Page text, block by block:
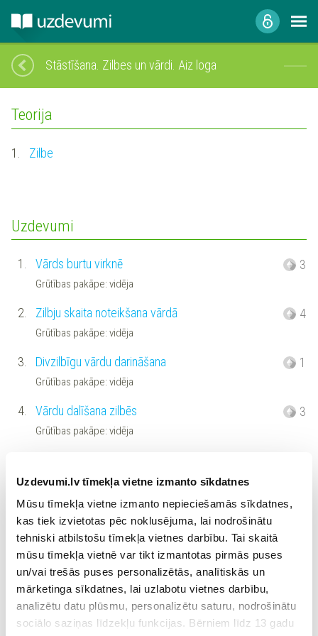
Uzdevumi.lv tīmekļa vietne izmanto sīkdatnes
Mūsu tīmekļa vietne izmanto nepieciešamās sīkdatnes,
kas tiek izvietotas pēc noklusējuma, lai nodrošinātu
tehniski atbilstošu tīmekļa vietnes darbību. Tai skaitā
mūsu tīmekļa vietnē var tikt izmantotas pirmās puses
un/vai trešās puses personalizētās, analītiskās un
mārketinga sīkdatnes, lai uzlabotu vietnes darbību,
analizētu datu plūsmu, personalizētu saturu, nodrošinātu
sociālo saziņas līdzekļu funkcijas. Bērniem līdz 13 gadu
Stāstīšana. Zilbes un vārdi. Aiz loga
Teorija
1. Zilbe
Uzdevumi
1. Vārds burtu virknē
Grūtības pakāpe: vidēja
3
2. Zilbju skaita noteikšana vārdā
Grūtības pakāpe: vidēja
4
3. Divzilbīgu vārdu darināšana
Grūtības pakāpe: vidēja
1
4. Vārdu dalīšana zilbēs
Grūtības pakāpe: vidēja
3
Grūtības pakāpe: vidēja
6. Zilbju skaita noteikšana vārdā, ar izvēli
Grūtības pakāpe: vidēja
7. Zilbju skaita noteikšana vārdā, ar izvēli
Grūtības pakāpe: vidēja
8. Zilbju skaita noteikšana vārdā, ar izvēli
Grūtības pakāpe: vidēja